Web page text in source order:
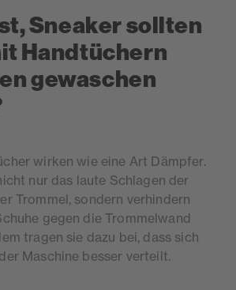
Sneaker sollten
Handtüchern
gewaschen
wirken wie eine Art Dämpfer.
nur das laute Schlagen der
Trommel, sondern verhindern
gegen die Trommelwand
tragen sie dazu bei, dass sich
Maschine besser verteilt.